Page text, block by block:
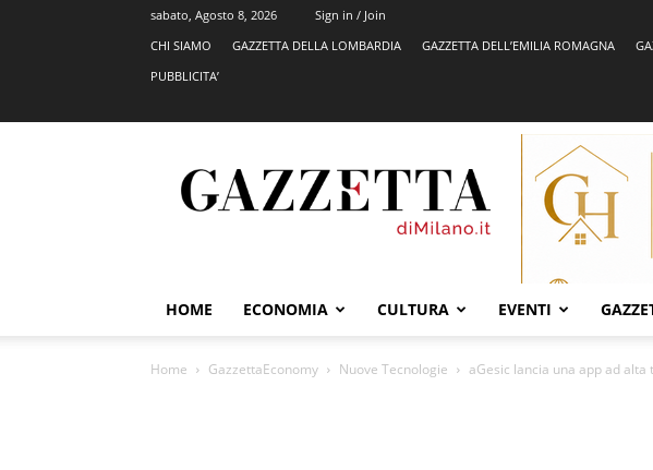
sabato, Agosto 8, 2026
Sign in / Join
CHI SIAMO
GAZZETTA DELLA LOMBARDIA GAZZETTA DELL’EMILIA ROMAGNA
PUBBLICITA’
HOME ECONOMIA CULTURA EVENTI
Home GazzettaEconomy Nuove Tecnologie aGesic lancia una app ad